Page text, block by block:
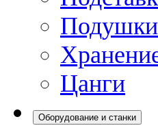
Подушки
Цанги
Оборудование и станки